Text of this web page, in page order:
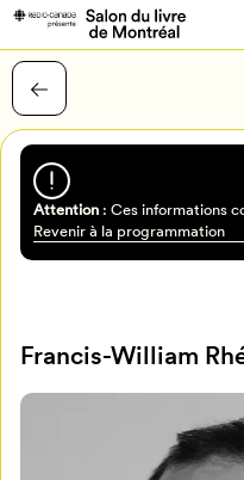
Attention: Ces informations
Revenir à la programmation
Francis-William